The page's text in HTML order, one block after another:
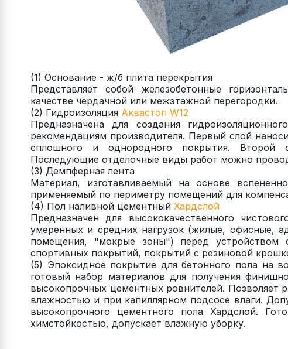
(1) Основание - ж/б плита перекрытия
Представляет собой железобетонные
качестве чердачной или межэтажной перегородки.
(2) Гидроизоляция Аквастоп W12
Предназначена для создания
рекомендациям производителя. Первый слой
сплошного и однородного покрытия. Второй
Последующие отделочные виды работ можно
(3) Демпферная лента
Материал, изготавливаемый на основе
применяемый по периметру помещений для
(4) Пол наливной цементный Хардслой
Предназначен для высококачественного
умеренных и средних нагрузок (жилые, офисные,
помещения, "мокрые зоны") перед устройством
спортивных покрытий, покрытий с резиновой
(5) Эпоксидное покрытие для бетонного пола на
готовый набор материалов для получения
высокопрочных цементных ровнителей. Позволяет
влажностью и при капиллярном подсосе влаги.
высокопрочного цементного пола Хардслой.
химстойкостью, допускает влажную уборку.